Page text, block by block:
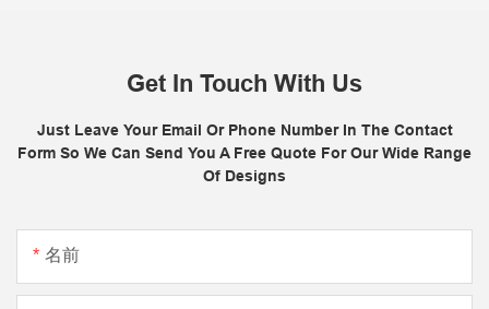
Get In Touch With Us
Just Leave Your Email Or Phone Number In The Contact
Form So We Can Send You A Free Quote For Our Wide Range
Of Designs
名前